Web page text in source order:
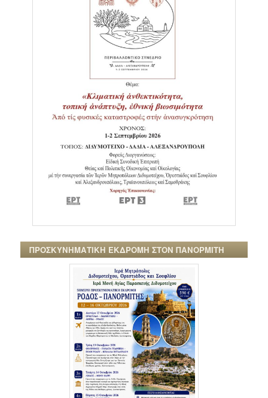
ΠΡΟΣΚΥΝΗΜΑΤΙΚΗ ΕΚΔΡΟΜΗ ΣΤΟΝ ΠΑΝΟΡΜΙΤΗ